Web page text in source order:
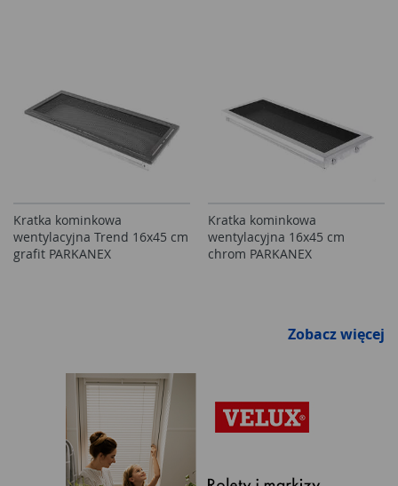
Kratka kominkowa
wentylacyjna Trend 16x45 cm
grafit PARKANEX
Kratka kominkowa
wentylacyjna 16x45 cm
chrom PARKANEX
Zobacz więcej